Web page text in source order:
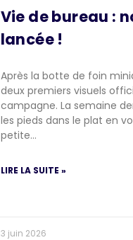
Vie de bureau :
lancée !
Après la botte de foin
deux premiers visuels
campagne. La semaine
les pieds dans le plat en
petite…
LIRE LA SUITE »
3 juin 2026